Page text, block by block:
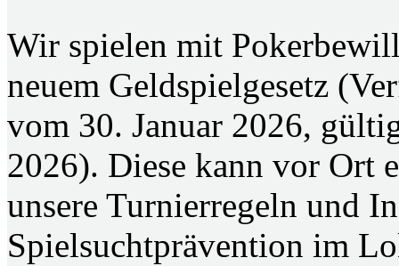
Wir spielen mit
neuem Geldspielgesetz
vom 30. Januar 2026,
2026). Diese kann vor Ort
unsere Turnierregeln und
Spielsuchtprävention im